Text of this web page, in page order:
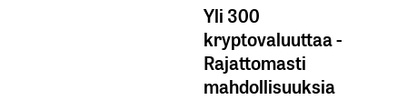
Yli 300
kryptovaluuttaa -
Rajattomasti
mahdollisuuksia